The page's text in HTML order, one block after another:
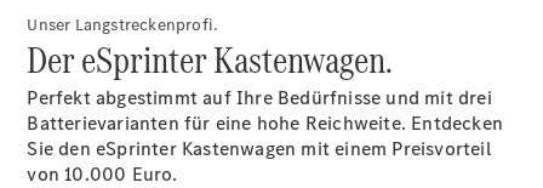
Qualität
Servicetermin
vereinbaren
Unser Langstreckenprofi.
Der eSprinter Kastenwagen.
Perfekt abgestimmt auf Ihre Bedürfnisse und mit drei
Batterievarianten für eine hohe Reichweite. Entdecken
Sie den eSprinter Kastenwagen mit einem Preisvorteil
von 10.000 Euro.